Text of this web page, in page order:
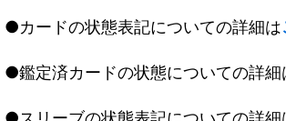
●カードの状態表記についての詳細は
●鑑定済カードの状態についての詳細